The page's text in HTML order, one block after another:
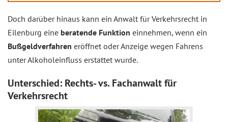
Doch darüber hinaus kann ein Anwalt für Verkehrsrecht in
Eilenburg eine beratende Funktion einnehmen, wenn ein
Bußgeldverfahren eröffnet oder Anzeige wegen Fahrens
unter Alkoholeinfluss erstattet wurde.
Unterschied: Rechts- vs. Fachanwalt für
Verkehrsrecht